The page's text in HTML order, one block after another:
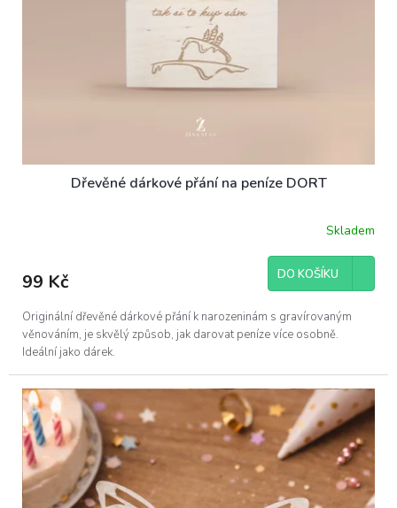
Dřevěné dárkové přání na peníze DORT
Skladem
99 Kč DO KOŠÍKU
Originální dřevěné dárkové přání k narozeninám s gravírovaným
věnováním, je skvělý způsob, jak darovat peníze více osobně.
Ideální jako dárek.